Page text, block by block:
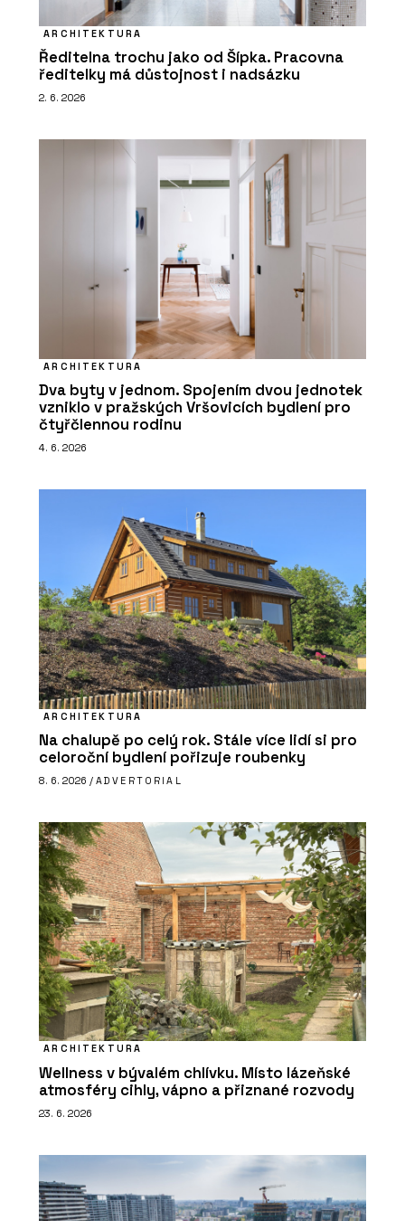
ARCHITEKTURA
Ředitelna trochu jako od Šípka. Pracovna
ředitelky má důstojnost i nadsázku
2. 6. 2026
ARCHITEKTURA
Dva byty v jednom. Spojením dvou jednotek
vzniklo v pražských Vršovicích bydlení pro
čtyřčlennou rodinu
4. 6. 2026
ARCHITEKTURA
Na chalupě po celý rok. Stále více lidí si pro
celoroční bydlení pořizuje roubenky
8. 6. 2026 / ADVERTORIAL
ARCHITEKTURA
Wellness v bývalém chlívku. Místo lázeňské
atmosféry cihly, vápno a přiznané rozvody
23. 6. 2026